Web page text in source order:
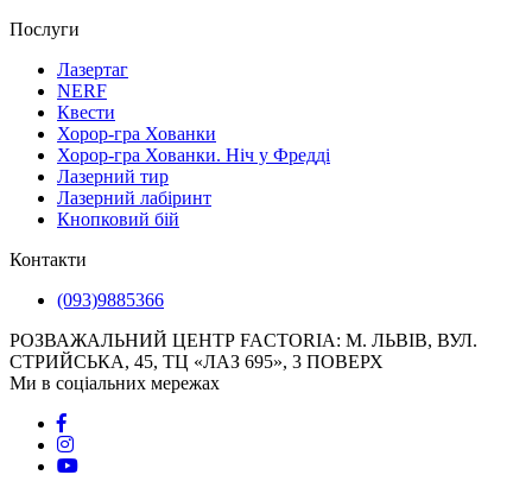
Послуги
Лазертаг
NERF
Квести
Хорор-гра Хованки
Хорор-гра Хованки. Ніч у Фредді
Лазерний тир
Лазерний лабіринт
Кнопковий бій
Контакти
(093)9885366
РОЗВАЖАЛЬНИЙ ЦЕНТР FACTORIA: М. ЛЬВІВ, ​ВУЛ.
СТРИЙСЬКА, 45, ТЦ «ЛАЗ 695», 3 ПОВЕРХ
Ми в соціальних мережах